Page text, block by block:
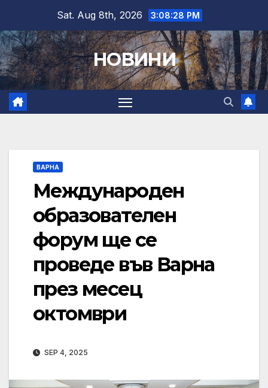
content
Sat. Aug 8th, 2026 3:08:29 PM
НОВИНИ
ВАРНА
Международен
образователен
форум ще се
проведе във Варна
през месец
октомври
SEP 4, 2025